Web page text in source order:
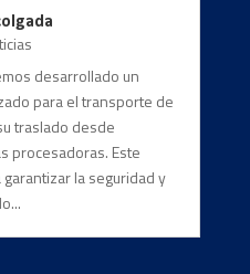
desarrollado un
para el transporte de
traslado desde
procesadoras. Este
la seguridad y